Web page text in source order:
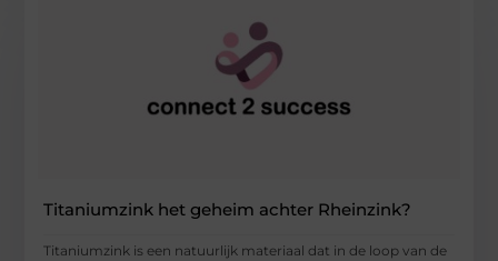
Titaniumzink het geheim achter Rheinzink?
Titaniumzink is een natuurlijk materiaal dat in de loop van de